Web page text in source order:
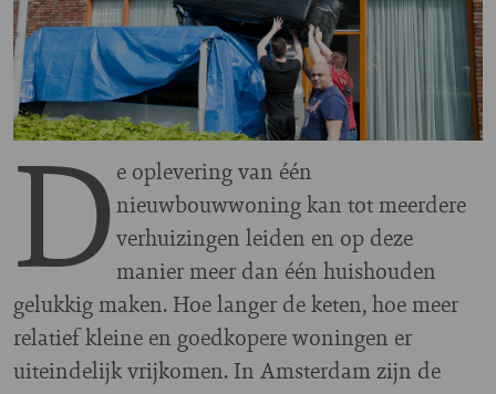
D e oplevering van één
nieuwbouwwoning kan tot meerdere
verhuizingen leiden en op deze
manier meer dan één huishouden
gelukkig maken. Hoe langer de keten, hoe meer
relatief kleine en goedkopere woningen er
uiteindelijk vrijkomen. In Amsterdam zijn de